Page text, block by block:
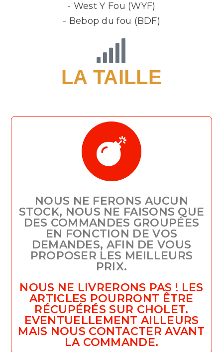
- West Y Fou (WYF)
- Bebop du fou (BDF)
LA TAILLE
NOUS NE FERONS AUCUN
STOCK, NOUS NE FAISONS QUE
DES COMMANDES GROUPÉES
EN FONCTION DE VOS
DEMANDES, AFIN DE VOUS
PROPOSER LES MEILLEURS
PRIX.
NOUS NE LIVRERONS PAS ! LES
ARTICLES POURRONT ÊTRE
RÉCUPÉRÉS SUR CHOLET.
EVENTUELLEMENT AILLEURS
MAIS NOUS CONTACTER AVANT
LA COMMANDE.